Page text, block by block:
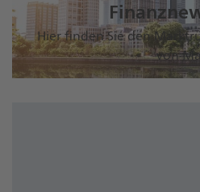
Hier finden Sie den
von